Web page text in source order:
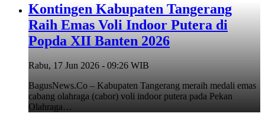
Kontingen Kabupaten Tangerang
Raih Emas Voli Indoor Putera di
Popda XII Banten 2026
Rabu, 17 Jun 2026 - 09:26 WIB
BagusNews.Co – Kabupaten Tangerang meraih medali emas
cabang olahraga (cabor) voli indoor putera pada Pekan
Olahraga…